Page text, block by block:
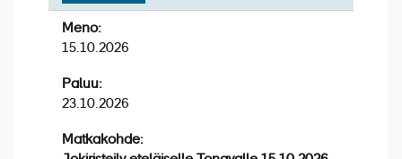
jonka jälkeen voit kuljeskella kujilla ja tutustua
viehättäviin putiikkeihin omatoimisesti.
Meno:
15.10.2026
Paluu:
23.10.2026
Matkakohde: